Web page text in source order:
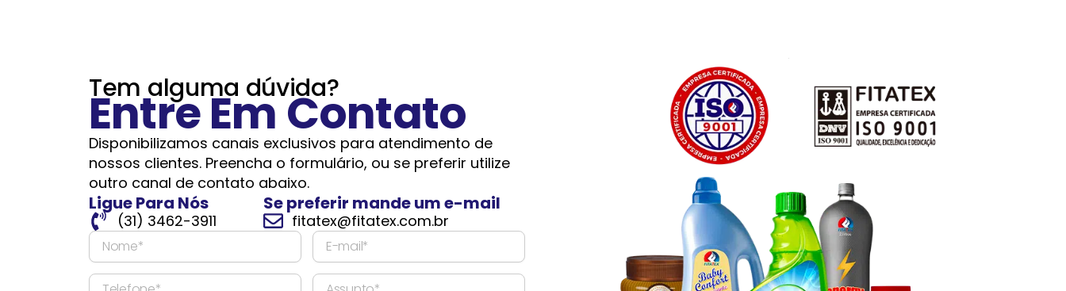
Tem alguma dúvida?
Entre Em Contato
Disponibilizamos canais exclusivos para atendimento de
nossos clientes. Preencha o formulário, ou se preferir utilize
outro canal de contato abaixo.
Ligue Para Nós
(31) 3462-3911
Se preferir mande um e-mail
fitatex@fitatex.com.br
N
E
T
A